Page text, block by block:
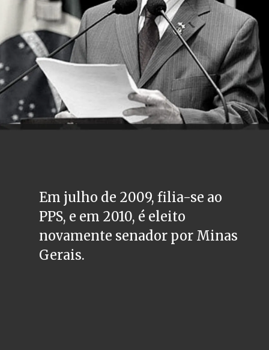
Em julho de 2009, filia-se ao
PPS, e em 2010, é eleito
novamente senador por Minas
Gerais.